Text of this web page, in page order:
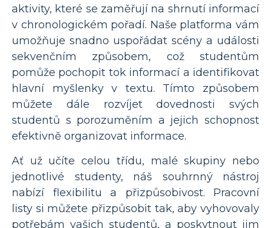
aktivity, které se zaměřují na shrnutí informací
v chronologickém pořadí. Naše platforma vám
umožňuje snadno uspořádat scény a události
sekvenčním způsobem, což studentům
pomůže pochopit tok informací a identifikovat
hlavní myšlenky v textu. Tímto způsobem
můžete dále rozvíjet dovednosti svých
studentů s porozuměním a jejich schopnost
efektivně organizovat informace.
Ať už učíte celou třídu, malé skupiny nebo
jednotlivé studenty, náš souhrnný nástroj
nabízí flexibilitu a přizpůsobivost. Pracovní
listy si můžete přizpůsobit tak, aby vyhovovaly
potřebám vašich studentů, a poskytnout jim